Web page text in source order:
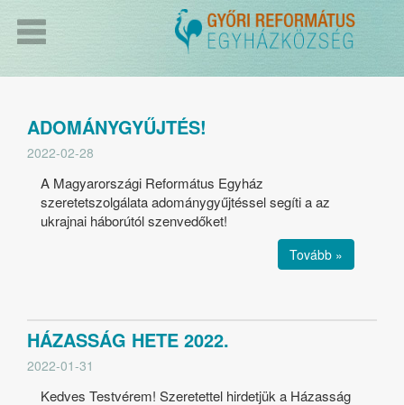
ADOMÁNYGYŰJTÉS!
2022-02-28
A Magyarországi Református Egyház
szeretetszolgálata adománygyűjtéssel segíti a az
ukrajnai háborútól szenvedőket!
Tovább »
HÁZASSÁG HETE 2022.
2022-01-31
Kedves Testvérem! Szeretettel hirdetjük a Házasság